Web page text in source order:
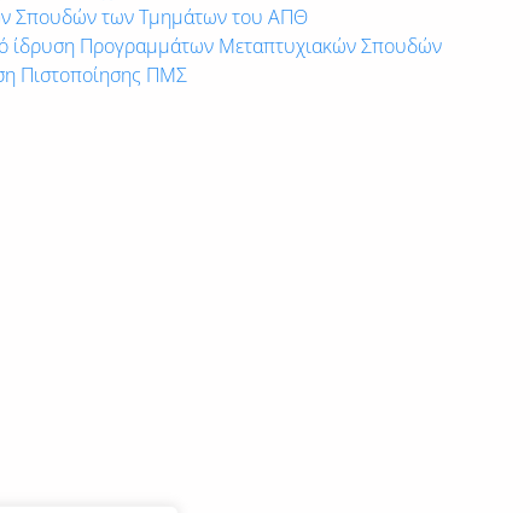
Σπουδών των Τμημάτων του ΑΠΘ
ίδρυση Προγραμμάτων Μεταπτυχιακών Σπουδών
Πιστοποίησης ΠΜΣ